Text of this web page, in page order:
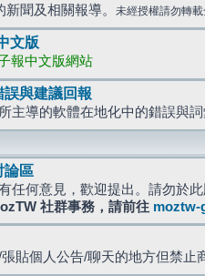
聞及相關報導。 未經授權請勿轉
文版
報中文版網站
與建議回報
主導的軟體在地化中的錯誤與
論區
任何意見，歡迎提出。請勿於
社群事務，請前往 moztw-
貼個人公告/聊天的地方但禁止